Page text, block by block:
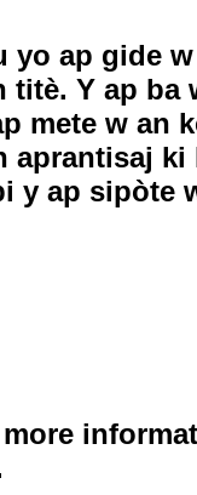
yo ap gide
Y ap ba
mete w an
aprantisaj ki
y ap sipòte